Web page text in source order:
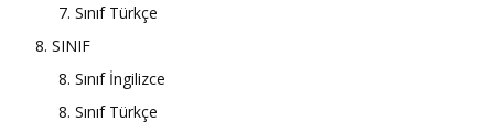
7. Sınıf Türkçe
8. SINIF
8. Sınıf İngilizce
8. Sınıf Türkçe